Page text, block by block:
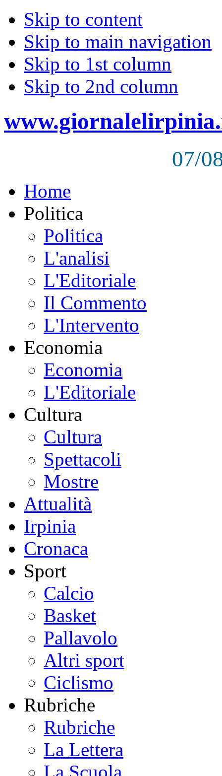
Skip to content
Skip to main navigation
Skip to 1st column
Skip to 2nd column
07/
Home
Politica
Politica
L'analisi
L'Editoriale
Il Commento
L'Intervento
Economia
Economia
L'Editoriale
Cultura
Cultura
Spettacoli
Mostre
Attualità
Irpinia
Cronaca
Sport
Calcio
Basket
Pallavolo
Altri sport
Ciclismo
Rubriche
Rubriche
La Lettera
La Scuola